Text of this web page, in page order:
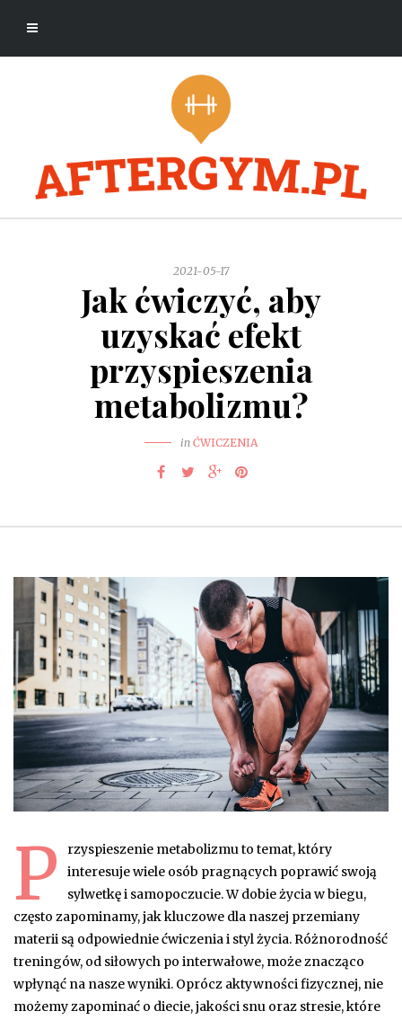
2021-05-17
Jak ćwiczyć, aby
uzyskać efekt
przyspieszenia
metabolizmu?
in ĆWICZENIA
P
rzyspieszenie metabolizmu to temat, który
interesuje wiele osób pragnących poprawić swoją
sylwetkę i samopoczucie. W dobie życia w biegu,
często zapominamy, jak kluczowe dla naszej przemiany
materii są odpowiednie ćwiczenia i styl życia. Różnorodność
treningów, od siłowych po interwałowe, może znacząco
wpłynąć na nasze wyniki. Oprócz aktywności fizycznej, nie
możemy zapominać o diecie, jakości snu oraz stresie, które